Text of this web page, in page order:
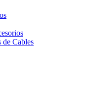
de Cables